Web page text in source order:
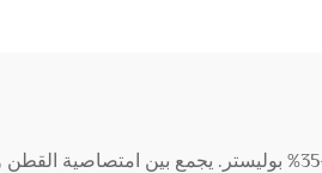
خيط القطن البوليستر هو خيط ألياف مخلوطة، عادة ما يتكون من 35-65%